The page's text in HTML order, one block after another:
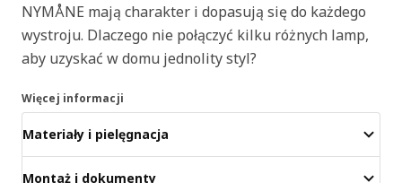
NYMÅNE mają charakter i dopasują się do każdego
wystroju. Dlaczego nie połączyć kilku różnych lamp,
aby uzyskać w domu jednolity styl?
Więcej informacji
Materiały i pielęgnacja
Montaż i dokumenty